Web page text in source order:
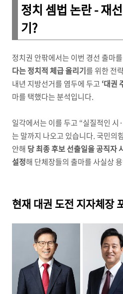
정치 셈법 논란 - 재
기?
정치권 안팎에서는 이번 경선 출마
다는 정치적 체급 올리기를 위한 전
내년 지방선거를 염두에 두고 ‘대권
마를 택했다는 분석입니다.
일각에서는 이를 두고 “실질적인
는 말까지 나오고 있습니다. 국민의
안해 당 최종 후보 선출일을 공직자
설정해 단체장들의 출마를 사실상
현재 대권 도전 지자체장